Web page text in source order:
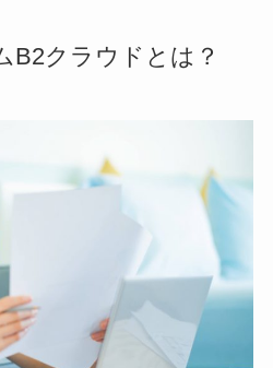
B2クラウドとは？